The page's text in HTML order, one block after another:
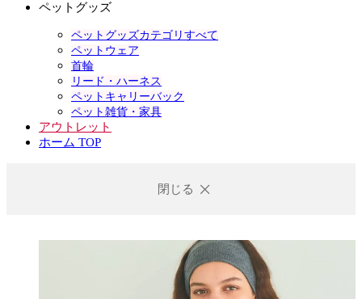
ペットグッズ
ペットグッズカテゴリすべて
ペットウェア
首輪
リード・ハーネス
ペットキャリーバック
ペット雑貨・家具
アウトレット
ホーム TOP
閉じる